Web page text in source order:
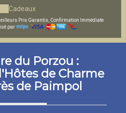
Cadeaux
Prix Garantis, Confirmation Immédiate
par
du Porzou :
de Charme
de Paimpol